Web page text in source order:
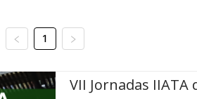
1
VII Jornadas IIATA